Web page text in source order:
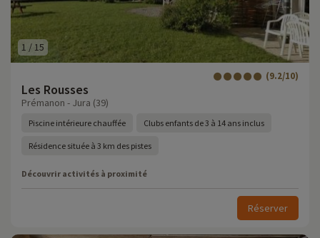
1 / 15
Les Rousses
(9.2/10)
Prémanon - Jura (39)
Piscine intérieure chauffée Clubs enfants de 3 à 14 ans inclus
Résidence située à 3 km des pistes
Découvrir activités à proximité
Réserver